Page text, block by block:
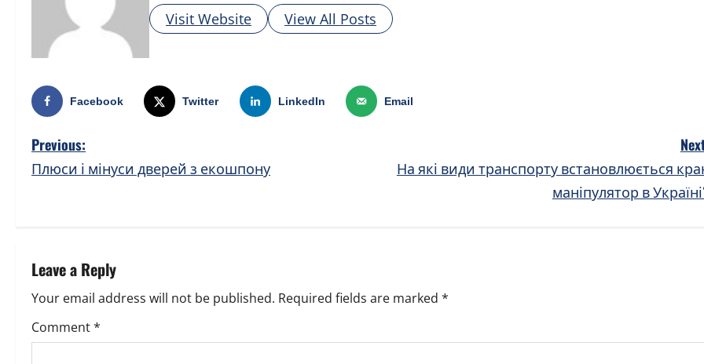
Visit Website View All Posts
Facebook Twitter LinkedIn Email
P
o
n
a
v
Previous:
Плюси і мінуси дверей з екошпону
На які види транспорту встановлюється
маніпулятор в
Leave a Reply
Your email address will not be published. Required fields are marked *
Comment*